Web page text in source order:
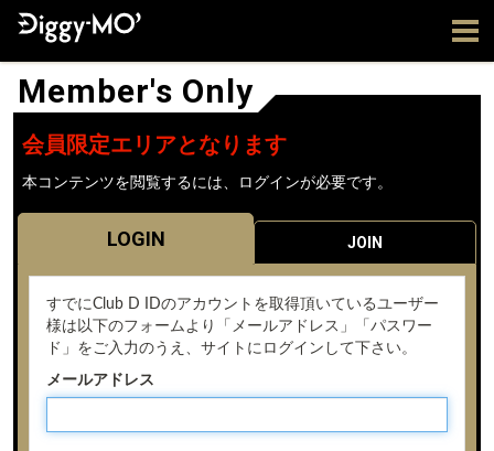
Member's Only
会員限定エリアとなります
本コンテンツを閲覧するには、ログインが必要です。
LOGIN JOIN
すでにClub D IDのアカウントを取得頂いているユーザー
様は以下のフォームより「メールアドレス」「パスワー
ド」をご入力のうえ、サイトにログインして下さい。
メールアドレス